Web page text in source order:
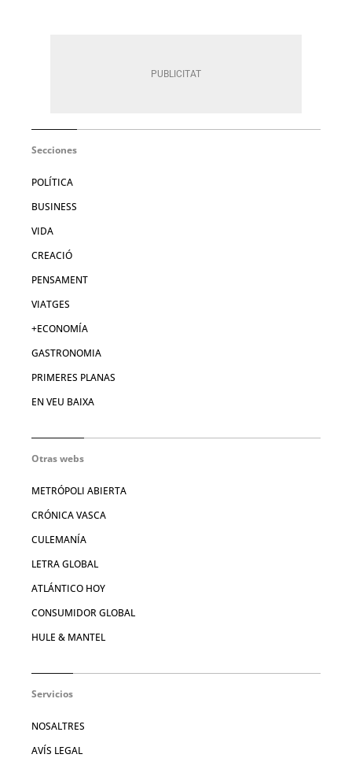
Secciones
POLÍTICA
BUSINESS
VIDA
CREACIÓ
PENSAMENT
VIATGES
+ECONOMÍA
GASTRONOMIA
PRIMERES PLANAS
EN VEU BAIXA
Otras webs
METRÓPOLI ABIERTA
CRÓNICA VASCA
CULEMANÍA
LETRA GLOBAL
ATLÁNTICO HOY
CONSUMIDOR GLOBAL
HULE & MANTEL
Servicios
NOSALTRES
AVÍS LEGAL